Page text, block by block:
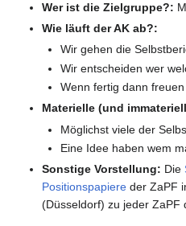
Wer ist die Zielgruppe?:
Wie läuft der AK ab?:
Wir gehen die
Wir entscheiden wer
Wenn fertig dann
Materielle (und
Möglichst viele der
Eine Idee haben wem
Sonstige Vorstellung: Die
Positionspapiere der ZaPF
(Düsseldorf) zu jeder ZaPF